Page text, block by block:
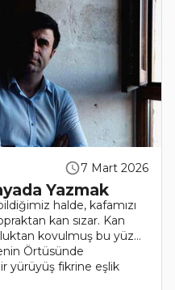
7 Mart 2026
Yazmak
halde, kafamızı
kan sızar. Kan
kovulmuş bu yüz…
Örtüsünde
yürüyüş fikrine eşlik